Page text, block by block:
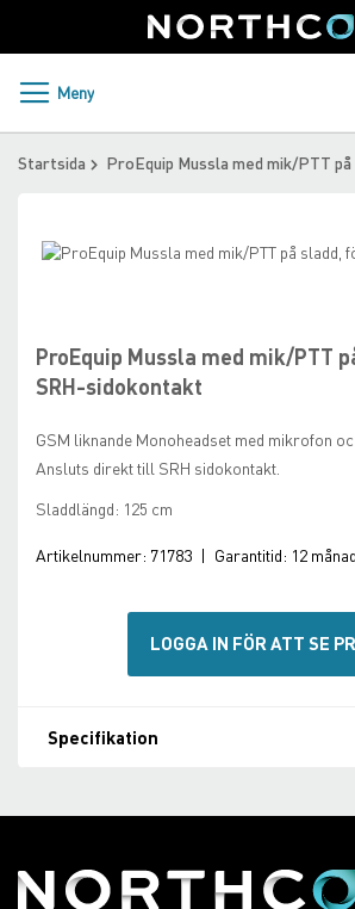
to
Content
Sweden
PRODUKTER OCH LÖSNINGAR
ÅTERFÖRSÄLJARE
LADDA NER
Meny
Startsida ProEquip Mussla med mik/PTT
ProEquip Mussla med mik/PTT
SRH-sidokontakt
GSM liknande Monoheadset med mikrofon
Ansluts direkt till SRH sidokontakt.
Sladdlängd: 125 cm
Artikelnummer: 71783 | Garantitid: 12
LOGGA IN FÖR ATT SE
Skip
of
the
images
beginning
of
the
gallery
Specifikation